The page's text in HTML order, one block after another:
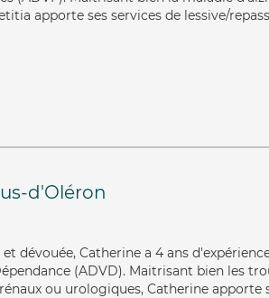
apporte ses services de lessive/
d'Oléron
dévouée, Catherine a 4 ans
(ADVD). Maitrisant bien les
ou urologiques, Catherine apporte